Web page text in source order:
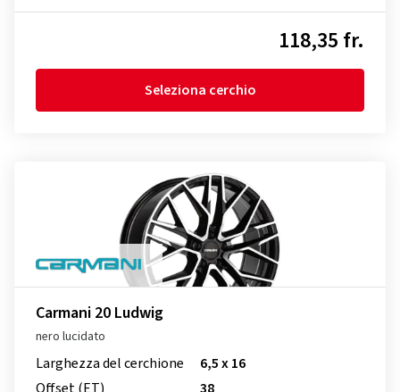
118,35 fr.
Seleziona cerchio
Carmani 20 Ludwig
nero lucidato
Larghezza del cerchione
6,5 x 16